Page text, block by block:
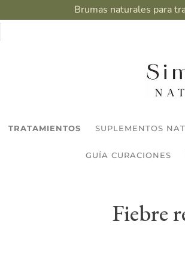
Brumas naturales para
TRATAMIENTOS SUPLEMENTOS
GUÍA CURACIONES
Fiebre